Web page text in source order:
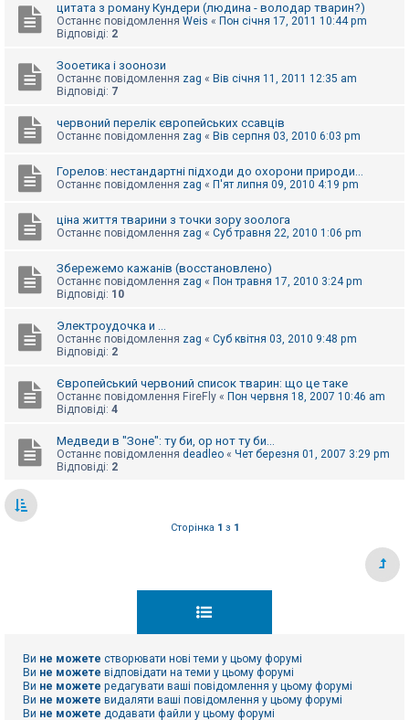
цитата з роману Кундери (людина - володар тварин?)
Останнє повідомлення Weis « Пон січня 17, 2011 10:44 pm
Відповіді: 2
Зооетика і зоонози
Останнє повідомлення zag « Вів січня 11, 2011 12:35 am
Відповіді: 7
червоний перелік європейських ссавців
Останнє повідомлення zag « Вів серпня 03, 2010 6:03 pm
Горелов: нестандартні підходи до охорони природи...
Останнє повідомлення zag « П'ят липня 09, 2010 4:19 pm
ціна життя тварини з точки зору зоолога
Останнє повідомлення zag « Суб травня 22, 2010 1:06 pm
Збережемо кажанів (восстановлено)
Останнє повідомлення zag « Пон травня 17, 2010 3:24 pm
Відповіді: 10
Электроудочка и ...
Останнє повідомлення zag « Суб квітня 03, 2010 9:48 pm
Відповіді: 2
Європейський червоний список тварин: що це таке
Останнє повідомлення FireFly « Пон червня 18, 2007 10:46 am
Відповіді: 4
Медведи в "Зоне": ту би, ор нот ту би...
Останнє повідомлення deadleo « Чет березня 01, 2007 3:29 pm
Відповіді: 2
Сторінка 1 з 1
Ви не можете створювати нові теми у цьому форумі
Ви не можете відповідати на теми у цьому форумі
Ви не можете редагувати ваші повідомлення у цьому форумі
Ви не можете видаляти ваші повідомлення у цьому форумі
Ви не можете додавати файли у цьому форумі